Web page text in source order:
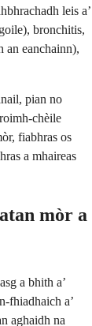
leis a’
bronchitis,
an eanchainn),
pian no
chèile
fiabhras os
a mhaireas
mòr a
a bhith a’
fhiadhaich a’
aghaidh na